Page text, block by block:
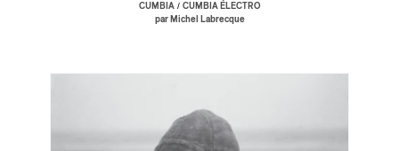
CUMBIA / CUMBIA ÉLECTRO
par Michel Labrecque